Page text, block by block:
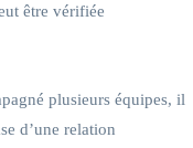
être vérifiée
plusieurs équipes, il
d’une relation